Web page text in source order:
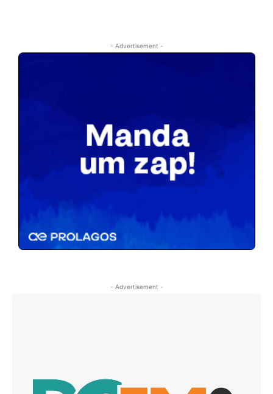
- Advertisement -
- Advertisement -